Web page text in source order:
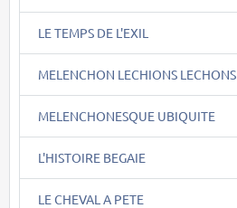
LE TEMPS DE L'EXIL
MELENCHON LECHIONS LECHONS
MELENCHONESQUE UBIQUITE
L'HISTOIRE BEGAIE
LE CHEVAL A PETE